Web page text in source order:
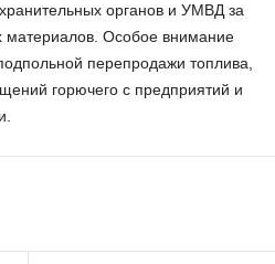
органов и УМВД за
материалов. Особое внимание
перепродажи топлива,
горючего с предприятий и